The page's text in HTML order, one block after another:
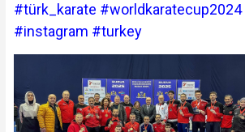
#türk_karate
#instagram #turkey